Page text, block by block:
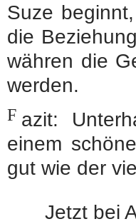
Suze
die
währen die
werden.
F azit:
einem
gut wie der
Jetzt bei